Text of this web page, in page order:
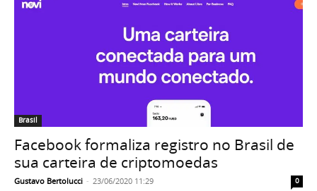
Brasil
Facebook formaliza registro no Brasil de
sua carteira de criptomoedas
Gustavo Bertolucci - 23/06/2020 11:29 0